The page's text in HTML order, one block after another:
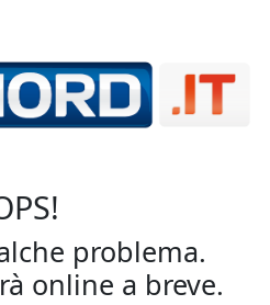
problema.
online a breve.